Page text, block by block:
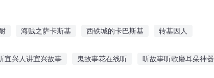
海贼之萨卡斯基 西铁城的卡巴斯基 转基因人
宜兴人讲宜兴故事 鬼故事花在线听 听故事听歌磨耳朵神器